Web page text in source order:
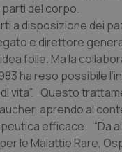
del corpo.
a disposizione dei
e direttore
folle. Ma la
ha reso possibile
vita”. Questo
aprendo al
efficace. “Da
le Malattie Rare,